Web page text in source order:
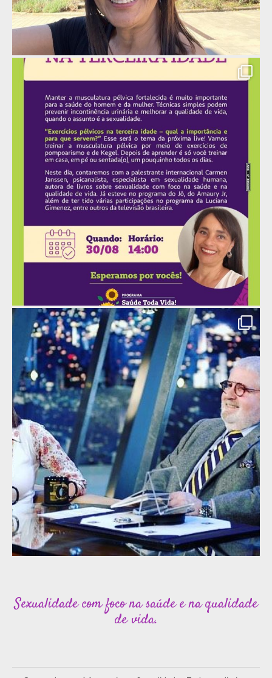
Sexualidade com foco na saúde e na qualidade
de vida.